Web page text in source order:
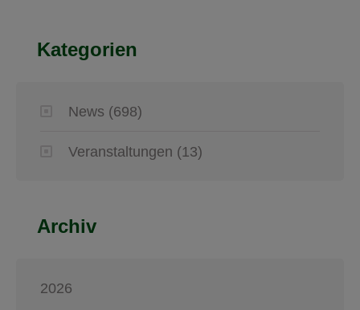
Kategorien
News (698)
Veranstaltungen (13)
Archiv
2026